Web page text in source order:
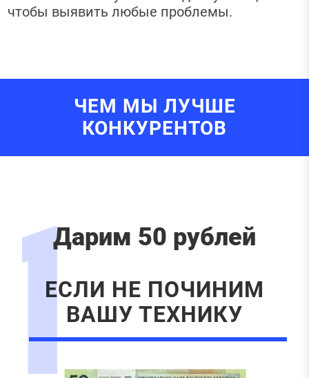
чтобы выявить любые проблемы.
ЧЕМ МЫ ЛУЧШЕ
КОНКУРЕНТОВ
Дарим 50 рублей
ЕСЛИ НЕ ПОЧИНИМ
ВАШУ ТЕХНИКУ